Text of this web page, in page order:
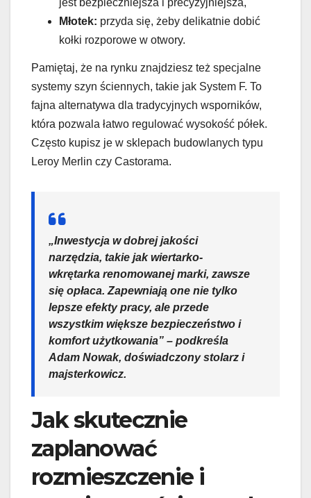
jest bezpieczniejsza i precyzyjniejsza,
Młotek: przyda się, żeby delikatnie dobić
kołki rozporowe w otwory.
Pamiętaj, że na rynku znajdziesz też specjalne
systemy szyn ściennych, takie jak System F. To
fajna alternatywa dla tradycyjnych wsporników,
która pozwala łatwo regulować wysokość półek.
Często kupisz je w sklepach budowlanych typu
Leroy Merlin czy Castorama.
„Inwestycja w dobrej jakości
narzędzia, takie jak wiertarko-
wkrętarka renomowanej marki, zawsze
się opłaca. Zapewniają one nie tylko
lepsze efekty pracy, ale przede
wszystkim większe bezpieczeństwo i
komfort użytkowania” – podkreśla
Adam Nowak, doświadczony stolarz i
majsterkowicz.
Jak skutecznie
zaplanować
rozmieszczenie i